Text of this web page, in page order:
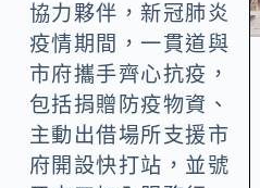
協力夥伴，新冠肺炎
疫情期間，一貫道與
市府攜手齊心抗疫，
包括捐贈防疫物資、
主動出借場所支援市
府開設快打站，並號